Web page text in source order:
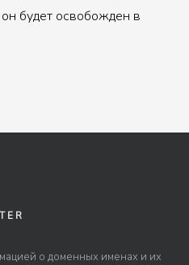
будет освобожден в
о доменных именах и их